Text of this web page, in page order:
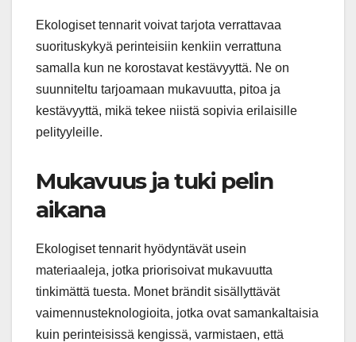
Ekologiset tennarit voivat tarjota verrattavaa
suorituskykyä perinteisiin kenkiin verrattuna
samalla kun ne korostavat kestävyyttä. Ne on
suunniteltu tarjoamaan mukavuutta, pitoa ja
kestävyyttä, mikä tekee niistä sopivia erilaisille
pelityyleille.
Mukavuus ja tuki pelin
aikana
Ekologiset tennarit hyödyntävät usein
materiaaleja, jotka priorisoivat mukavuutta
tinkimättä tuesta. Monet brändit sisällyttävät
vaimennusteknologioita, jotka ovat samankaltaisia
kuin perinteisissä kengissä, varmistaen, että